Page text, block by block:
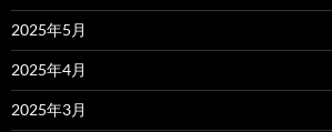
2025年5月
2025年4月
2025年3月